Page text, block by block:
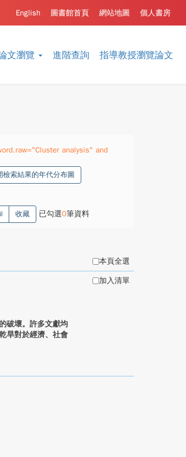
文瀏覽 進階查詢 指導教授瀏覽論文
個人書房
網站地圖
圖書館首頁
English
analysis" and
檢索結果的年代分布圖
收藏 已勾選0筆資料
本頁全選
破壞。許多文獻均
旱對於經濟、社會
加入清單